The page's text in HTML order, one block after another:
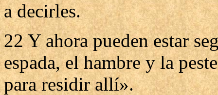
a decirles.
22 Y ahora pueden estar
espada, el hambre y la
para residir allí».